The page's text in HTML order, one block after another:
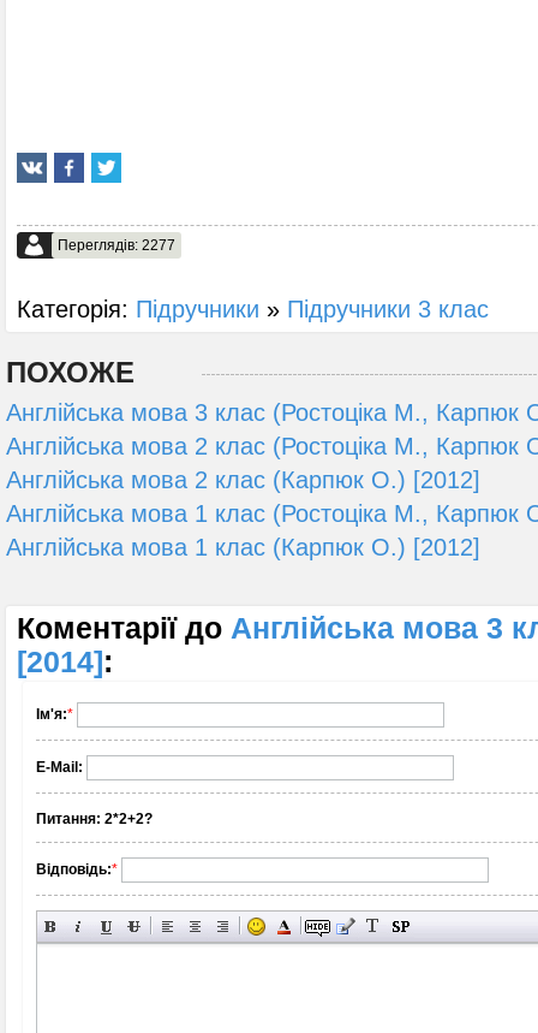
Переглядів: 2277
Категорія: Підручники » Підручники 3 клас
ПОХОЖЕ
Англійська мова 3 клас (Ростоціка М., Карпюк
Англійська мова 2 клас (Ростоціка М., Карпюк
Англійська мова 2 клас (Карпюк О.) [2012]
Англійська мова 1 клас (Ростоціка М., Карпюк
Англійська мова 1 клас (Карпюк О.) [2012]
Коментарії до Англійська мова 3
[2014] :
Ім'я:*
E-Mail:
Питання: 2*2+2?
Відповідь:*